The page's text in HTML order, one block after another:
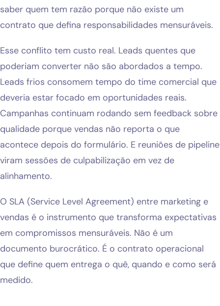
saber quem tem razão porque não existe um
contrato que defina responsabilidades mensuráveis.
Esse conflito tem custo real. Leads quentes que
poderiam converter não são abordados a tempo.
Leads frios consomem tempo do time comercial que
deveria estar focado em oportunidades reais.
Campanhas continuam rodando sem feedback sobre
qualidade porque vendas não reporta o que
acontece depois do formulário. E reuniões de pipeline
viram sessões de culpabilização em vez de
alinhamento.
O SLA (Service Level Agreement) entre marketing e
vendas é o instrumento que transforma expectativas
em compromissos mensuráveis. Não é um
documento burocrático. É o contrato operacional
que define quem entrega o quê, quando e como será
medido.